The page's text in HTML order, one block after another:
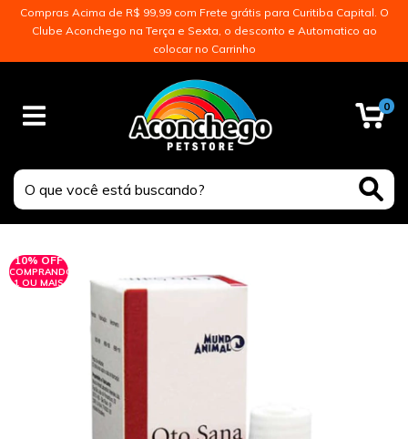
Compras Acima de R$ 99,99 com Frete grátis para Curitiba Capital. O
Clube Aconchego na Terça e Sexta, o desconto e Automatico ao
colocar no Carrinho
0
10% OFF
COMPRANDO
1 OU MAIS